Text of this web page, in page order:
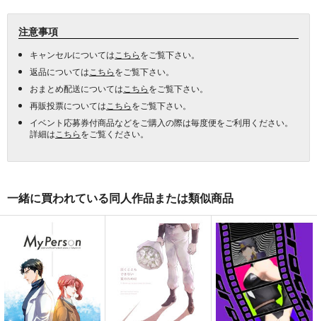
注意事項
キャンセルについては こちらをご覧下さい。
返品については こちらをご覧下さい。
おまとめ配送については こちらをご覧下さい。
再販投票については こちらをご覧下さい。
イベント応募券付商品などをご購入の際は毎度便をご利用ください。
詳細は こちらをご覧ください。
一緒に買われている同人作品または類似商品